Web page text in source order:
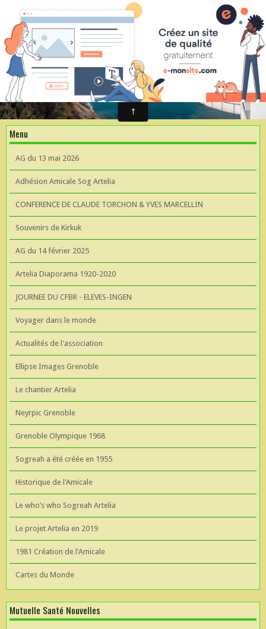
ARSA Association Retraités Sogreah Artelia
Invitation au repas le 21 novembre 2025
ARTELIA et l'Hydroélectricité
ARTELIA et l'Hydroélectricité
Souvenirs de KIrkuk
CONFERENCE DE CLAUDE TORCHON & YVES MARCELLIN A L'UIAD
AG 2026 du 13 mai
Menu
AG du 13 mai 2026
Adhésion Amicale Sog Artelia
CONFERENCE DE CLAUDE TORCHON & YVES MARCELLIN
Souvenirs de Kirkuk
AG du 14 février 2025
Artelia Diaporama 1920-2020
JOURNEE DU CFBR - ELEVES-INGEN
Voyager dans le monde
Actualités de l'association
Ellipse Images Grenoble
Le chantier Artelia
Neyrpic Grenoble
Grenoble Olympique 1968
Sogreah a été créée en 1955
Historique de l'Amicale
Le who’s who Sogreah Artelia
Le projet Artelia en 2019
1981 Création de l'Amicale
Cartes du Monde
Mutuelle Santé Nouvelles